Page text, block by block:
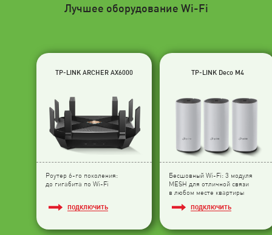
Лучшее оборудование Wi-Fi
TP-LINK ARCHER AX6000
Роутер 6-го поколения:
до гигабита по Wi-Fi
ПОДКЛЮЧИТЬ
TP-LINK Deco M4
Бесшовный Wi-Fi: 3 модуля
МESH для отличной связи
в любом месте квартиры
ПОДКЛЮЧИТЬ